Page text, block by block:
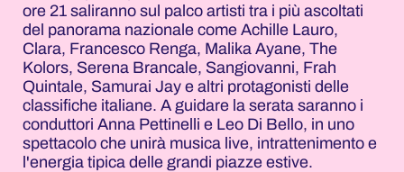
ore 21 saliranno sul palco artisti tra i più ascoltati
del panorama nazionale come Achille Lauro,
Clara, Francesco Renga, Malika Ayane, The
Kolors, Serena Brancale, Sangiovanni, Frah
Quintale, Samurai Jay e altri protagonisti delle
classifiche italiane. A guidare la serata saranno i
conduttori Anna Pettinelli e Leo Di Bello, in uno
spettacolo che unirà musica live, intrattenimento e
l'energia tipica delle grandi piazze estive.